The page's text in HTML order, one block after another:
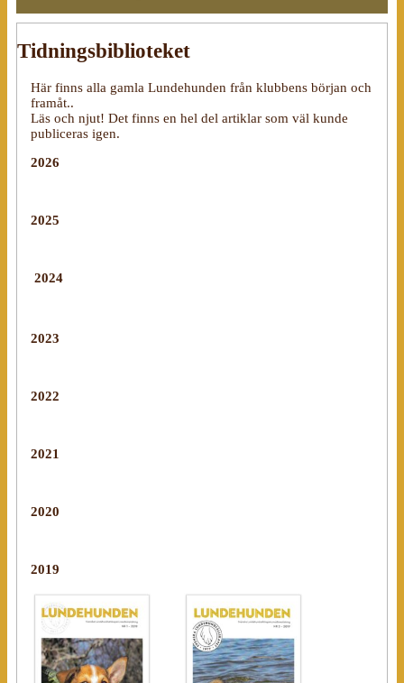
Tidningsbiblioteket
Här finns alla gamla Lundehunden från klubbens början och
framåt..
Läs och njut! Det finns en hel del artiklar som väl kunde
publiceras igen.
2026
2025
2024
2023
2022
2021
2020
2019